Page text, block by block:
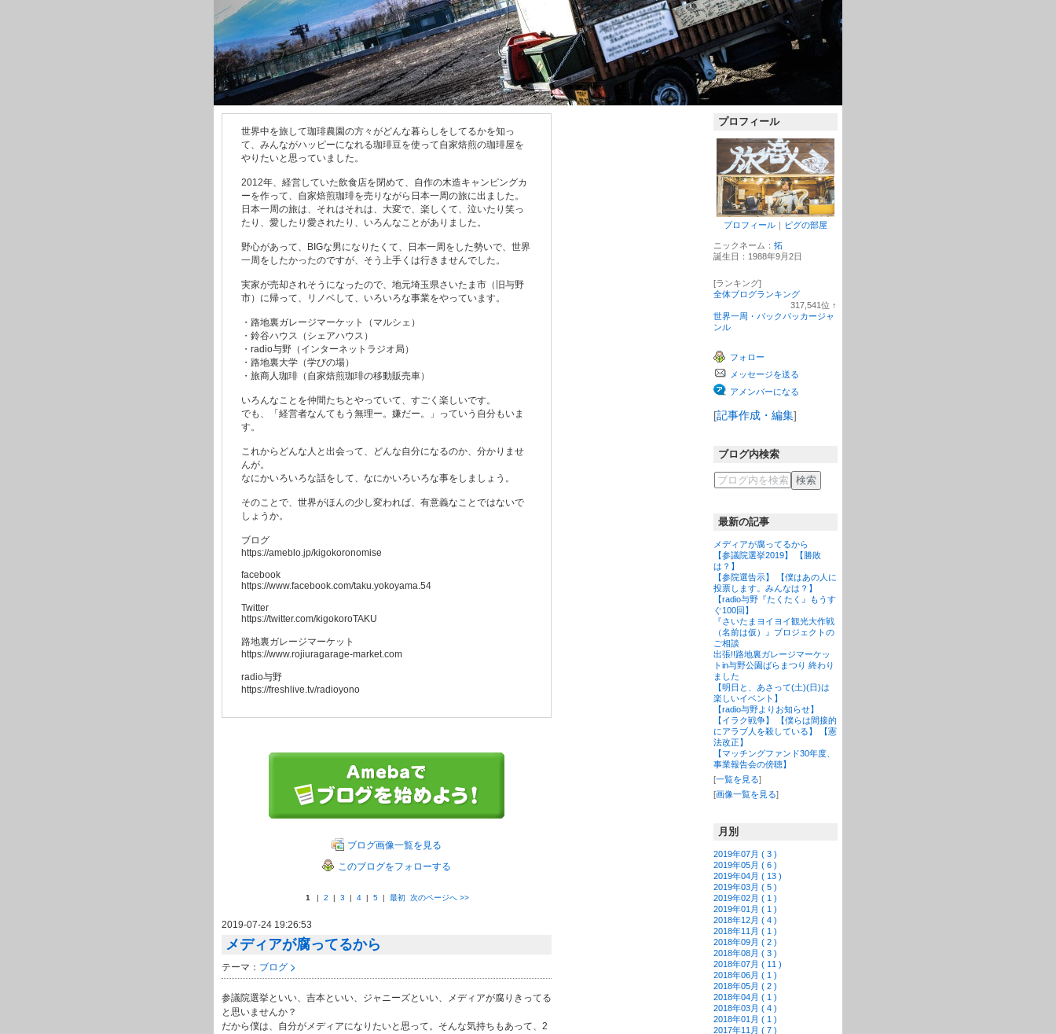
世界中を旅して珈琲農園の方々がどんな暮らしをしてるかを知っ
て、みんながハッピーになれる珈琲豆を使って自家焙煎の珈琲屋を
やりたいと思っていました。
2012年、経営していた飲食店を閉めて、自作の木造キャンピングカ
ーを作って、自家焙煎珈琲を売りながら日本一周の旅に出ました。
日本一周の旅は、それはそれは、大変で、楽しくて、泣いたり笑っ
たり、愛したり愛されたり、いろんなことがありました。
野心があって、BIGな男になりたくて、日本一周をした勢いで、世界
一周をしたかったのですが、そう上手くは行きませんでした。
実家が売却されそうになったので、地元埼玉県さいたま市（旧与野
市）に帰って、リノベして、いろいろな事業をやっています。
・路地裏ガレージマーケット（マルシェ）
・鈴谷ハウス（シェアハウス）
・radio与野（インターネットラジオ局）
・路地裏大学（学びの場）
・旅商人珈琲（自家焙煎珈琲の移動販売車）
いろんなことを仲間たちとやっていて、すごく楽しいです。
でも、「経営者なんてもう無理ー。嫌だー。」っていう自分もいま
す。
これからどんな人と出会って、どんな自分になるのか、分かりませ
んが。
なにかいろいろな話をして、なにかいろいろな事をしましょう。
そのことで、世界がほんの少し変われば、有意義なことではないで
しょうか。
ブログ
https://ameblo.jp/kigokoronomise
facebook
https://www.facebook.com/taku.yokoyama.54
Twitter
https://twitter.com/kigokoroTAKU
路地裏ガレージマーケット
https://www.rojiuragarage-market.com
radio与野
https://freshlive.tv/radioyono
ブログ画像一覧を見る
このブログをフォローする
1 | 2 | 3 | 4 | 5 | 最初 次のページへ >>
2019-07-24 19:26:53
メディアが腐ってるから
テーマ： ブログ
参議院選挙といい、吉本といい、ジャニーズといい、メディアが腐りきってる
と思いませんか？
だから僕は、自分がメディアになりたいと思って。そんな気持ちもあって、2
プロフィール
プロフィール ｜ ピグの部屋
ニックネーム： 拓
誕生日： 1988年9月2日
[ランキング]
全体ブログランキング
317,541位 ↑
世界一周・バックパッカージャ
ンル
フォロー
メッセージを送る
アメンバーになる
[記事作成・編集]
ブログ内検索
最新の記事
メディアが腐ってるから
【参議院選挙2019】 【勝敗
は？】
【参院選告示】 【僕はあの人に
投票します。みんなは？】
【radio与野『たくたく』もうす
ぐ100回】
『さいたまヨイヨイ観光大作戦
（名前は仮）』プロジェクトの
ご相談
出張!!路地裏ガレージマーケッ
トin与野公園ばらまつり 終わり
ました
【明日と、あさって(土)(日)は
楽しいイベント】
【radio与野よりお知らせ】
【イラク戦争】 【僕らは間接的
にアラブ人を殺している】 【憲
法改正】
【マッチングファンド30年度、
事業報告会の傍聴】
[一覧を見る]
[画像一覧を見る]
月別
2019年07月 ( 3 )
2019年05月 ( 6 )
2019年04月 ( 13 )
2019年03月 ( 5 )
2019年02月 ( 1 )
2019年01月 ( 1 )
2018年12月 ( 4 )
2018年11月 ( 1 )
2018年09月 ( 2 )
2018年08月 ( 3 )
2018年07月 ( 11 )
2018年06月 ( 1 )
2018年05月 ( 2 )
2018年04月 ( 1 )
2018年03月 ( 4 )
2018年01月 ( 1 )
2017年11月 ( 7 )